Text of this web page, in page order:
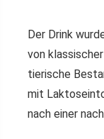
Der Drink
von
tierische
mit
nach einer